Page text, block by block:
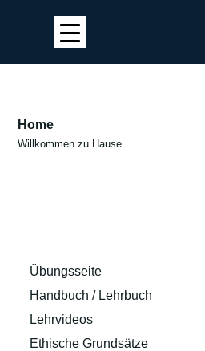
Home
Willkommen zu Hause.
Übungsseite
Handbuch / Lehrbuch
Lehrvideos
Ethische Grundsätze